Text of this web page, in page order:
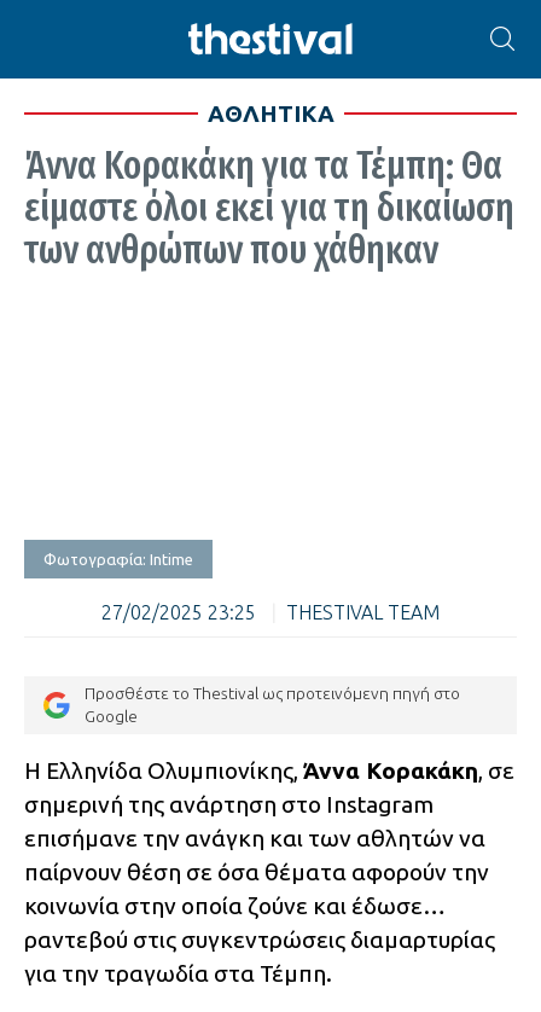
ΑΘΛΗΤΙΚΑ
Άννα Κορακάκη για τα Τέμπη: Θα
είμαστε όλοι εκεί για τη δικαίωση
των ανθρώπων που χάθηκαν
Φωτογραφία: Intime
27/02/2025 23:25 THESTIVAL TEAM
Προσθέστε το Thestival ως προτεινόμενη πηγή στο
Google
Η Ελληνίδα Ολυμπιονίκης, Άννα Κορακάκη, σε
σημερινή της ανάρτηση στο Instagram
επισήμανε την ανάγκη και των αθλητών να
παίρνουν θέση σε όσα θέματα αφορούν την
κοινωνία στην οποία ζούνε και έδωσε…
ραντεβού στις συγκεντρώσεις διαμαρτυρίας
για την τραγωδία στα Τέμπη.